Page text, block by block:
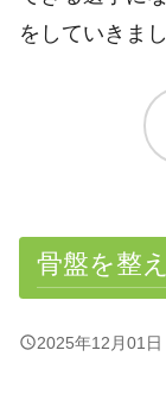
をしていきま
骨盤を整
query_builder2025年12月01日